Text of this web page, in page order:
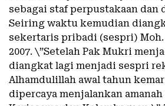
sebagai staf perpustakaan dan
Seiring waktu kemudian
sekertaris pribadi (sespri)
2007. \”Setelah Pak Mukri
diangkat lagi menjadi sespri
Alhamdulillah awal tahun
dipercaya menjalankan